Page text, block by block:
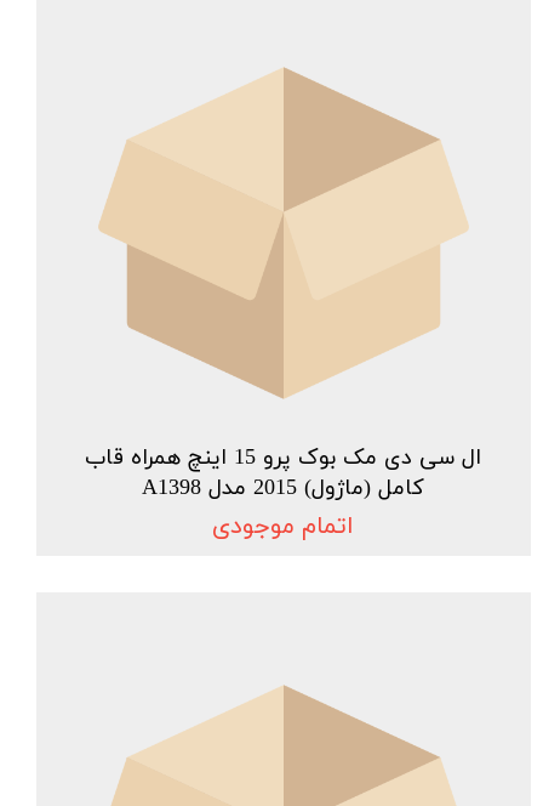
ال سی دی مک بوک پرو 15 اینچ همراه قاب
کامل (ماژول) 2015 مدل A1398
اتمام موجودی